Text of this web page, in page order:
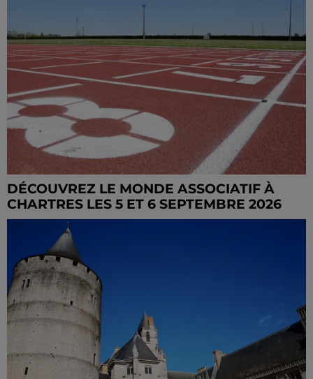
DÉCOUVREZ LE MONDE ASSOCIATIF À
CHARTRES LES 5 ET 6 SEPTEMBRE 2026